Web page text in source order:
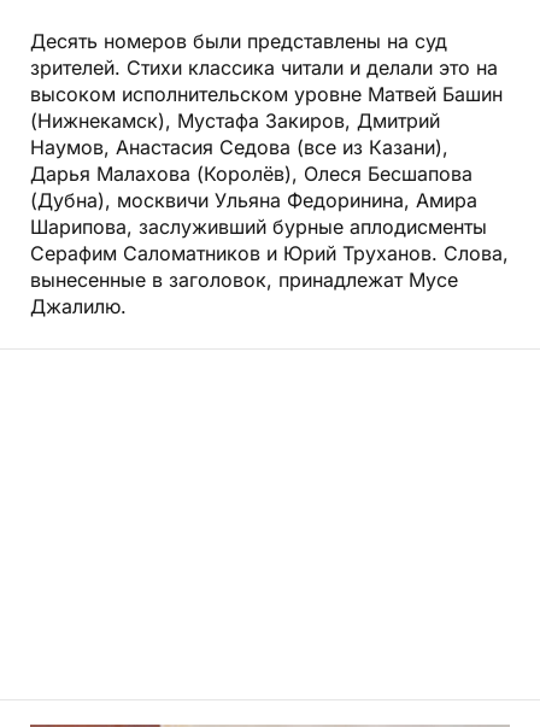
Десять номеров были представлены на суд
зрителей. Стихи классика читали и делали это на
высоком исполнительском уровне Матвей Башин
(Нижнекамск), Мустафа Закиров, Дмитрий
Наумов, Анастасия Седова (все из Казани),
Дарья Малахова (Королёв), Олеся Бесшапова
(Дубна), москвичи Ульяна Федоринина, Амира
Шарипова, заслуживший бурные аплодисменты
Серафим Саломатников и Юрий Труханов. Слова,
вынесенные в заголовок, принадлежат Мусе
Джалилю.